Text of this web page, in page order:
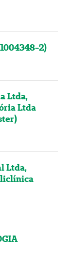
2)
Ltda,
Ltda
Ltda,